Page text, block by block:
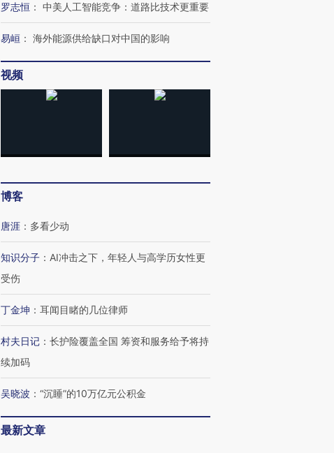
罗志恒 ： 中美人工智能竞争：道路比技术更重要
易峘 ： 海外能源供给缺口对中国的影响
视频
博客
唐涯 ： 多看少动
知识分子 ： AI冲击之下，年轻人与高学历女性更
受伤
丁金坤 ： 耳闻目睹的几位律师
村夫日记 ： 长护险覆盖全国 筹资和服务给予将持
续加码
吴晓波 ： “沉睡”的10万亿元公积金
最新文章